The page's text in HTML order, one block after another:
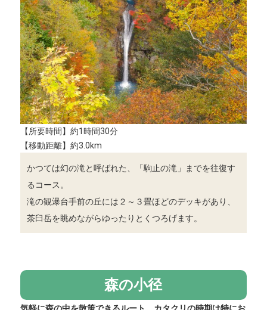
【所要時間】約1時間30分
【移動距離】約3.0km
かつては幻の滝と呼ばれた、「駒止の滝」までを往復す
るコース。
滝の観瀑台手前の丘には２～３畳ほどのデッキがあり、
茶臼岳を眺めながらゆったりとくつろげます。
森の小径
気軽に森の中を散策できるルート。カタクリの時期は特にお